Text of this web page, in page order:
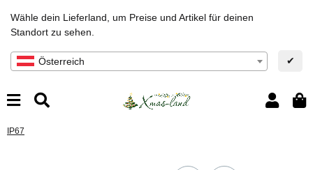
Wähle dein Lieferland, um Preise und Artikel für deinen
Standort zu sehen.
Österreich ✔
IP67